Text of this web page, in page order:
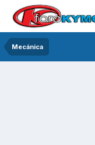
Mecánica